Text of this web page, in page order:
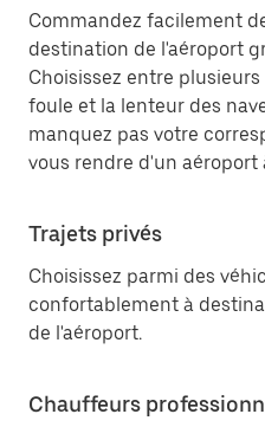
Commandez facilement
destination de l'aéroport
Choisissez entre
foule et la lenteur des
manquez pas votre
vous rendre d'un aéroport
Trajets privés
Choisissez parmi des
confortablement à
de l'aéroport.
Chauffeurs